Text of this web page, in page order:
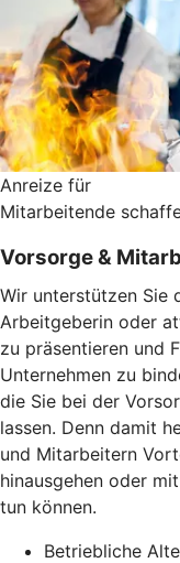
Anreize für
Mitarbeitende
Vorsorge &
Wir unterstützen Sie
Arbeitgeberin oder
zu präsentieren und
Unternehmen zu
die Sie bei der
lassen. Denn damit
und Mitarbeitern
hinausgehen oder
tun können.
Betriebliche